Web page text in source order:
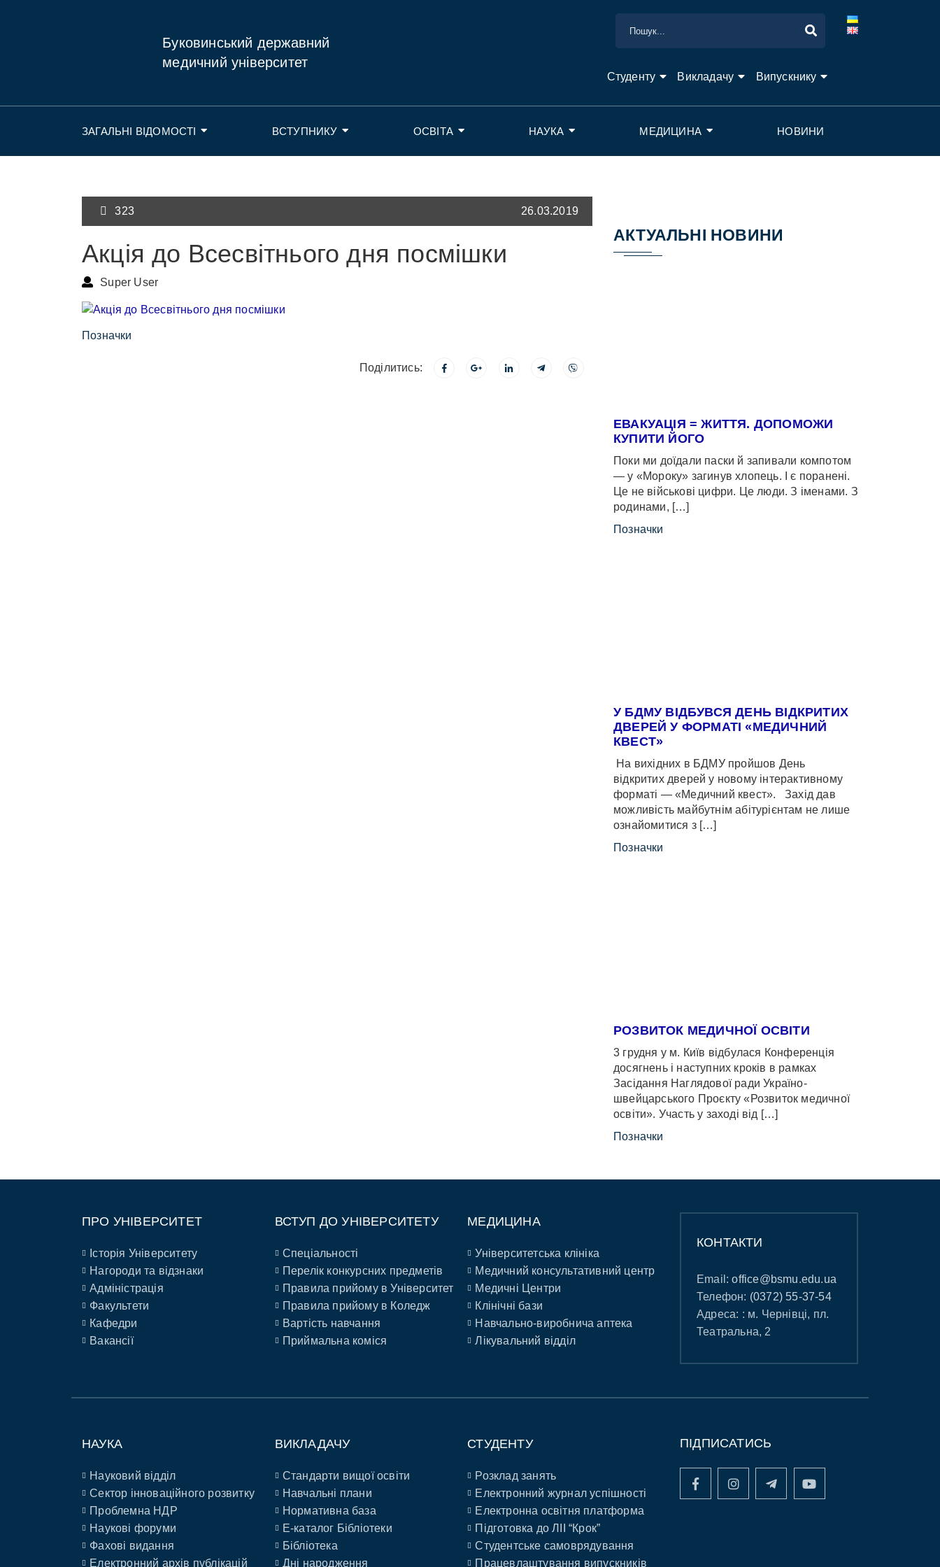
Буковинський державний
медичний університет
Студенту Викладачу Випускнику
ЗАГАЛЬНІ ВІДОМОСТІ ВСТУПНИКУ ОСВІТА НАУКА МЕДИЦИНА НОВИНИ
323 26.03.2019
Акція до Всесвітнього дня посмішки
Super User
Позначки
Поділитись:
АКТУАЛЬНІ НОВИНИ
ЕВАКУАЦІЯ = ЖИТТЯ. ДОПОМОЖИ
КУПИТИ ЙОГО
Поки ми доїдали паски й запивали компотом
— у «Мороку» загинув хлопець. І є поранені.
Це не військові цифри. Це люди. З іменами. З
родинами, […]
Позначки
У БДМУ ВІДБУВСЯ ДЕНЬ ВІДКРИТИХ
ДВЕРЕЙ У ФОРМАТІ «МЕДИЧНИЙ
КВЕСТ»
На вихідних в БДМУ пройшов День
відкритих дверей у новому інтерактивному
форматі — «Медичний квест». Захід дав
можливість майбутнім абітурієнтам не лише
ознайомитися з […]
Позначки
РОЗВИТОК МЕДИЧНОЇ ОСВІТИ
3 грудня у м. Київ відбулася Конференція
досягнень і наступних кроків в рамках
Засідання Наглядової ради Україно-
швейцарського Проєкту «Розвиток медичної
освіти». Участь у заході від […]
Позначки
ПРО УНІВЕРСИТЕТ
Історія Університету
Нагороди та відзнаки
Адміністрація
Факультети
Кафедри
Вакансії
ВСТУП ДО УНІВЕРСИТЕТУ
Спеціальності
Перелік конкурсних предметів
Правила прийому в Університет
Правила прийому в Коледж
Вартість навчання
Приймальна коміся
МЕДИЦИНА
Університетська клініка
Медичний консультативний центр
Медичні Центри
Клінічні бази
Навчально-виробнича аптека
Лікувальний відділ
КОНТАКТИ
Email:office@bsmu.edu.ua
Телефон: (0372) 55-37-54
Адреса: : м. Чернівці, пл.
Театральна, 2
НАУКА
Науковий відділ
Сектор інноваційного розвитку
Проблемна НДР
Наукові форуми
Фахові видання
Електронний архів публікацій
ВИКЛАДАЧУ
Стандарти вищої освіти
Навчальні плани
Нормативна база
E-каталог Бібліотеки
Бібліотека
Дні народження
СТУДЕНТУ
Розклад занять
Електронний журнал успішності
Електронна освітня платформа
Підготовка до ЛІІ “Крок”
Студентське самоврядування
Працевлаштування випускників
ПІДПИСАТИСЬ